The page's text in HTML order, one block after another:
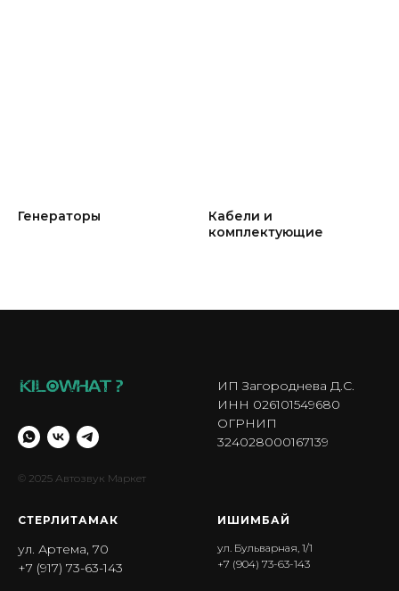
Генераторы
Кабели и
комплектующие
© 2025 Автозвук Маркет
ИП Загороднева Д.С.
ИНН 026101549680
ОГРНИП
324028000167139
СТЕРЛИТАМАК
ул. Артема, 70
+7 (917) 73-63-143
ИШИМБА Й
ул. Бульварная, 1/1
+7 (904) 73-63-143